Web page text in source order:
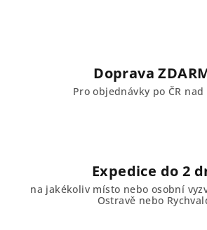
Doprava
Pro objednávky po ČR nad
Expedice do 2
na jakékoliv místo nebo osobní
Ostravě nebo